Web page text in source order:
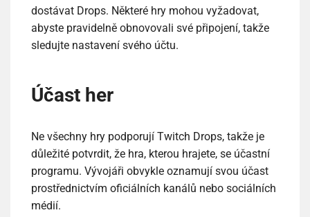
dostávat Drops. Některé hry mohou vyžadovat,
abyste pravidelně obnovovali své připojení, takže
sledujte nastavení svého účtu.
Účast her
Ne všechny hry podporují Twitch Drops, takže je
důležité potvrdit, že hra, kterou hrajete, se účastní
programu. Vývojáři obvykle oznamují svou účast
prostřednictvím oficiálních kanálů nebo sociálních
médií.